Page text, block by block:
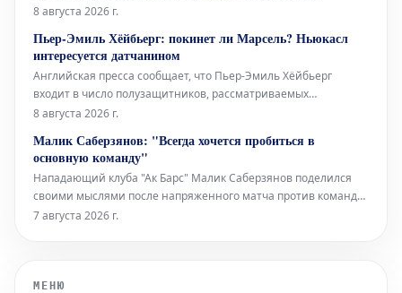
предполагается, имела отношения с Джанни Инфантино,
генерального секретаря европейской организации. Это новое
дело, которо
8 августа 2026 г.
Пьер-Эмиль Хёйбьерг: покинет ли Марсель? Ньюкасл
интересуется датчанином
Английская пресса сообщает, что Пьер-Эмиль Хёйбьерг
входит в число полузащитников, рассматриваемых
«Ньюкаслом» для замены Бруно Гимарайнса и Сандро Тонали.
«Саутгемптон» (2016-2020) и «Тоттенхэм» (2020-2024).
«Марсель» на гран
8 августа 2026 г.
Малик Саберзянов: "Всегда хочется пробиться в
основную команду"
Нападающий клуба "Ак Барс" Малик Саберзянов поделился
своими мыслями после напряженного матча против команды
"Нефтяник", который завершился победой "Ак Барса" со
7 августа 2026 г.
МЕНЮ